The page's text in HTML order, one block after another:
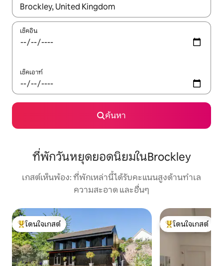
ใช้ลูกศรขึ้นลง หรือใช้การสัมผัสหรือปัด เพื่อสำรวจผลการค้นหา
เช็คอิน
เช็คเอาท์
ค้นหา
ที่พักวันหยุดยอดนิยมในBrockley
เกสต์เห็นพ้อง: ที่พักเหล่านี้ได้รับคะแนนสูงด้านทำเล
ความสะอาด และอื่นๆ
โดนใจเกสต์ที่สุด
โดนใจเกสต์
โดนใจเกสต์ที่สุด
โดนใจเกสต์